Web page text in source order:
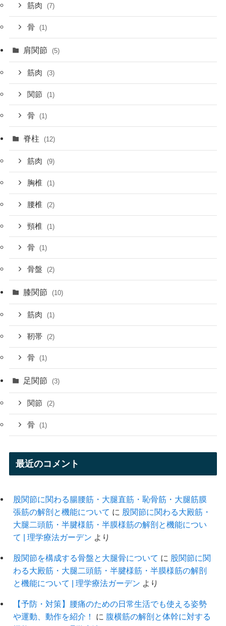
筋肉 (7)
骨 (1)
肩関節 (5)
筋肉 (3)
関節 (1)
骨 (1)
脊柱 (12)
筋肉 (9)
胸椎 (1)
腰椎 (2)
頸椎 (1)
骨 (1)
骨盤 (2)
膝関節 (10)
筋肉 (1)
靭帯 (2)
骨 (1)
足関節 (3)
関節 (2)
骨 (1)
最近のコメント
股関節に関わる腸腰筋・大腿直筋・恥骨筋・大腿筋膜
張筋の解剖と機能について に 股関節に関わる大殿筋・
大腿二頭筋・半腱様筋・半膜様筋の解剖と機能につい
て | 理学療法ガーデン より
股関節を構成する骨盤と大腿骨について に 股関節に関
わる大殿筋・大腿二頭筋・半腱様筋・半膜様筋の解剖
と機能について | 理学療法ガーデン より
【予防・対策】腰痛のための日常生活でも使える姿勢
や運動、動作を紹介！
に 腹横筋の解剖と体幹に対する